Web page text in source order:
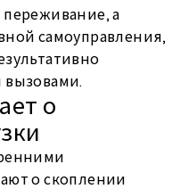
а
самоуправления,
вызовами.
о
о скоплении